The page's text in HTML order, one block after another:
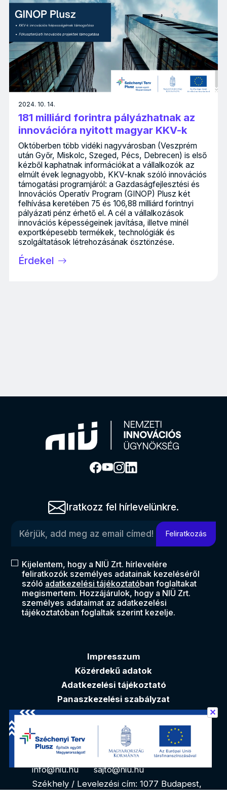
2024. 10. 14.
181 milliárd forintra pályázhatnak az
innovációra nyitott magyar KKV-k
Októberben több vidéki nagyvárosban (Veszprém
után Győr, Miskolc, Szeged, Pécs, Debrecen) is első
kézből kaphatnak információkat a vállalkozók az
elmúlt évek legnagyobb, KKV-knak szóló innovációs
támogatási programjáról: a Gazdaságfejlesztési és
Innovációs Operatív Program (GINOP) Plusz két
felhívása keretében 75 és 106,88 milliárd forintnyi
pályázati pénz érhető el. A cél a vállalkozások
innovációs képességeinek javítása, illetve minél
exportképesebb termékek, technológiák és
szolgáltatások létrehozásának ösztönzése.
Érdekel
Iratkozz fel hírlevelünkre.
Feliratkozás
Kijelentem, hogy a NIÜ Zrt. hírlevelére
feliratkozók személyes adatainak kezeléséről
szóló adatkezelési tájékoztatóban foglaltakat
megismertem. Hozzájárulok, hogy a NIÜ Zrt.
személyes adataimat az adatkezelési
tájékoztatóban foglaltak szerint kezelje.
Impresszum
Közérdekű adatok
Adatkezelési tájékoztató
Panaszkezelési szabályzat
Akadálymentesítési nyilatkozat
Elérhetőségek
info@niu.hu
sajto@niu.hu
Székhely / Levelezési cím: 1077 Budapest,
✕